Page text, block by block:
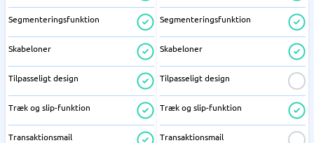
Segmenteringsfunktion
Skabeloner
Tilpasseligt design
Træk og slip-funktion
Transaktionsmail
Segmenteringsfunktion
Skabeloner
Tilpasseligt design
Træk og slip-funktion
Transaktionsmail